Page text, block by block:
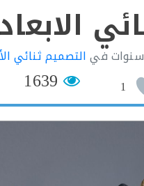
الابعاد
فيالتصميم ثنائي
1
1639